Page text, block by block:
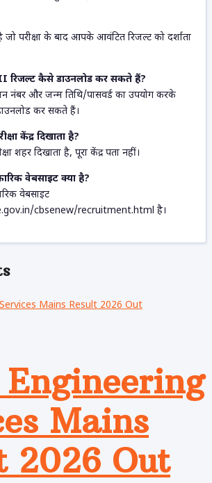
परीक्षा के बाद आपके आवंटित रिजल्ट को दर्शाता
रिजल्ट कैसे डाउनलोड कर सकते हैं?
नंबर और जन्म तिथि/पासवर्ड का उपयोग करके
कर सकते हैं।
केंद्र दिखाता है?
शहर दिखाता है, पूरा केंद्र पता नहीं।
वेबसाइट क्या है?
वेबसाइट
cbsenew/recruitment.html है।
Engineering
Mains
2026 Out